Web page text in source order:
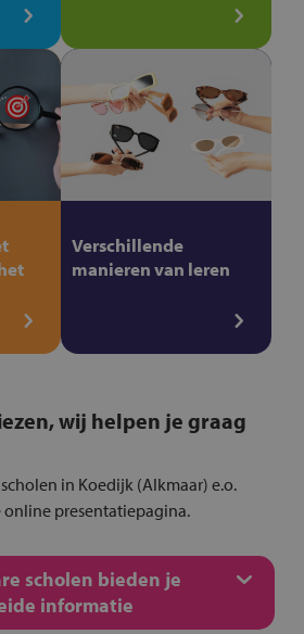
Verschillende
manieren van leren
wij helpen je graag
in Koedijk (Alkmaar) e.o.
presentatiepagina.
scholen bieden je
informatie